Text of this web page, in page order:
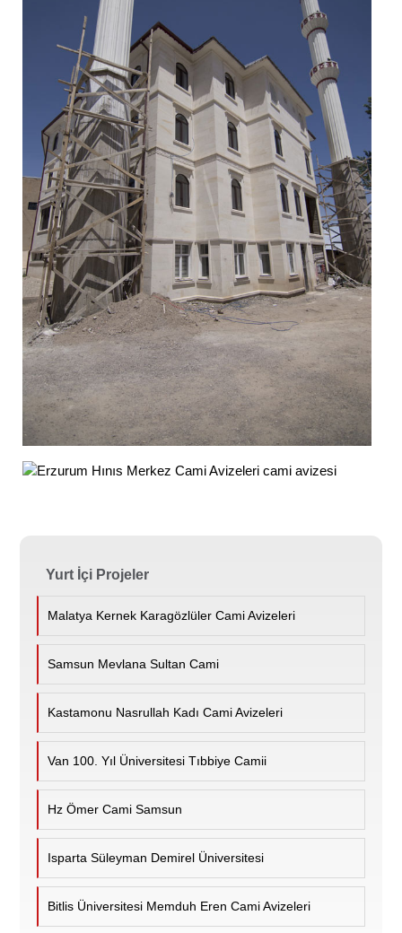
Yurt İçi Projeler
Malatya Kernek Karagözlüler Cami Avizeleri
Samsun Mevlana Sultan Cami
Kastamonu Nasrullah Kadı Cami Avizeleri
Van 100. Yıl Üniversitesi Tıbbiye Camii
Hz Ömer Cami Samsun
Isparta Süleyman Demirel Üniversitesi
Bitlis Üniversitesi Memduh Eren Cami Avizeleri